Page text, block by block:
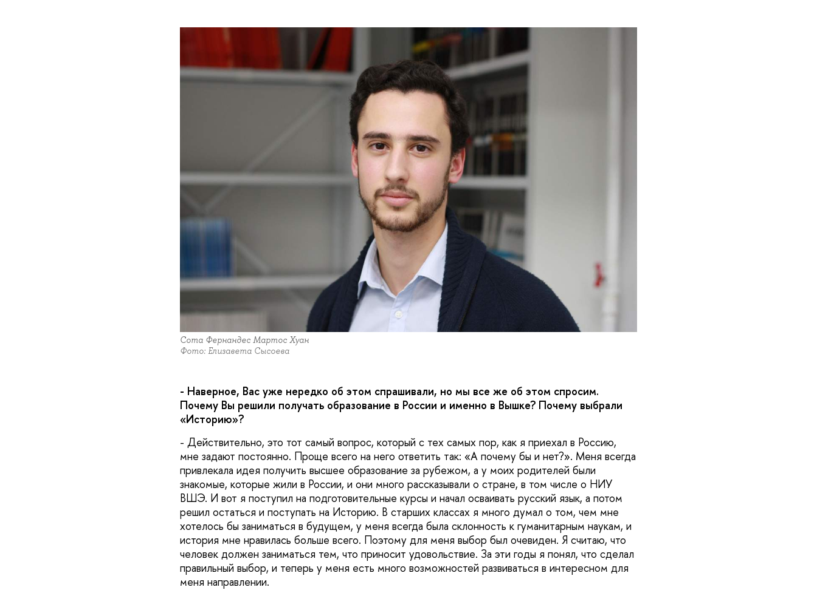
Сота Фернандес Мартос Хуан
Фото: Елизавета Сысоева
- Наверное, Вас уже нередко об этом спрашивали, но мы все же об этом спросим.
Почему Вы решили получать образование в России и именно в Вышке? Почему выбрали
«Историю»?
- Действительно, это тот самый вопрос, который с тех самых пор, как я приехал в Россию,
мне задают постоянно. Проще всего на него ответить так: «А почему бы и нет?». Меня всегда
привлекала идея получить высшее образование за рубежом, а у моих родителей были
знакомые, которые жили в России, и они много рассказывали о стране, в том числе о НИУ
ВШЭ. И вот я поступил на подготовительные курсы и начал осваивать русский язык, а потом
решил остаться и поступать на Историю. В старших классах я много думал о том, чем мне
хотелось бы заниматься в будущем, у меня всегда была склонность к гуманитарным наукам, и
история мне нравилась больше всего. Поэтому для меня выбор был очевиден. Я считаю, что
человек должен заниматься тем, что приносит удовольствие. За эти годы я понял, что сделал
правильный выбор, и теперь у меня есть много возможностей развиваться в интересном для
меня направлении.